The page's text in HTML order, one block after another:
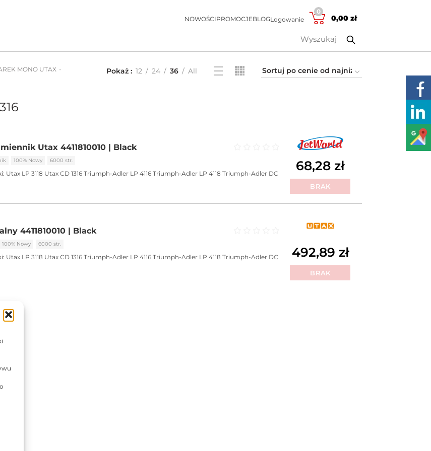
NOWOŚCIPROMOCJEBLOGLogowanie
0
0,00 zł
MONO UTAX
Pokaż 12 24 36 All
Utax 4411810010 | Black
100% Nowy 6000 str.
Utax LP 3118 Utax CD 1316 Triumph-Adler LP 4116 Triumph-Adler LP 4118 Triumph-Adler DC
68,28 zł
BRAK
4411810010 | Black
100% Nowy 6000 str.
Utax LP 3118 Utax CD 1316 Triumph-Adler LP 4116 Triumph-Adler LP 4118 Triumph-Adler DC
492,89 zł
BRAK